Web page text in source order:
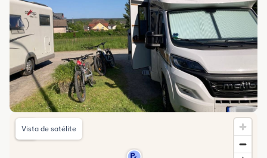
Vista de satélite